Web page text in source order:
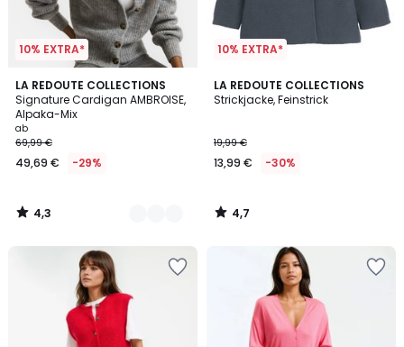
10% EXTRA*
LA REDOUTE COLLECTIONS
Signature Cardigan AMBROISE,
Alpaka-Mix
ab
69,99 €
49,69 € -29%
4,3
/ 5
6
Farben
4,3
/
10% EXTRA*
LA REDOUTE COLLECTIONS
Strickjacke, Feinstrick
19,99 €
13,99 € -30%
4,7
/ 5
4,7
/